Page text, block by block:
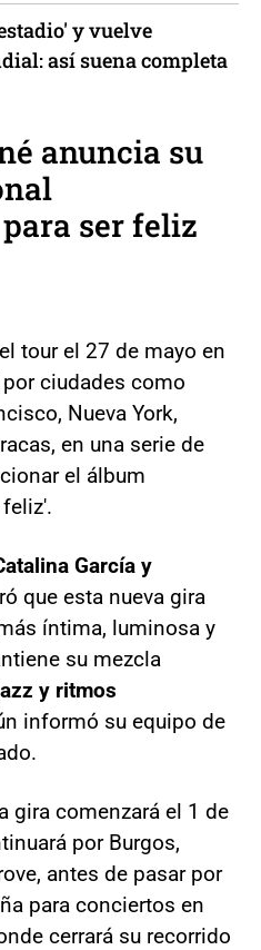
y vuelve
así suena completa
anuncia su
ser feliz
tour el 27 de mayo en
ciudades como
Nueva York,
en una serie de
el álbum
García y
que esta nueva gira
íntima, luminosa y
su mezcla
y ritmos
informó su equipo de
gira comenzará el 1 de
por Burgos,
antes de pasar por
para conciertos en
cerrará su recorrido